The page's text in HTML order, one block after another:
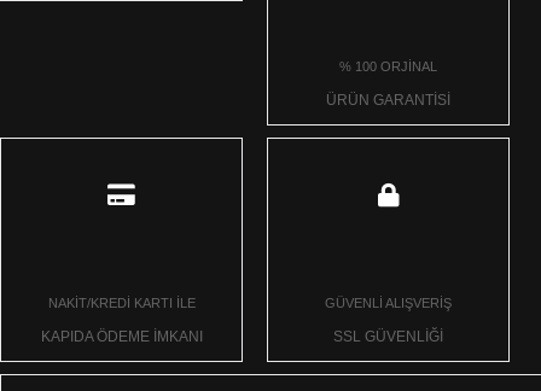
% 100 ORJİNAL
ÜRÜN GARANTİSİ
NAKİT/KREDİ KARTI İLE
KAPIDA ÖDEME İMKANI
GÜVENLİ ALIŞVERİŞ
SSL GÜVENLİĞİ